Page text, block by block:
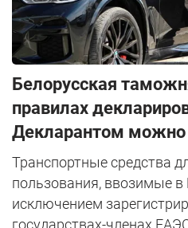
Белорусская
правилах
Декларантом можно
Транспортные средства
пользования, ввозимые в
исключением
государствах-членах